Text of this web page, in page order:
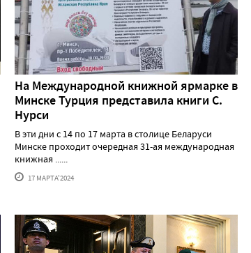
На Международной книжной ярмарке в
Минске Турция представила книги С.
Нурси
В эти дни с 14 по 17 марта в столице Беларуси
Минске проходит очередная 31-ая международная
книжная ......
17 МАРТА'2024